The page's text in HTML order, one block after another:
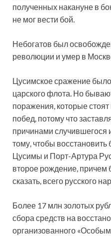
полученных накануне в
не мог вести бой.
Небогатов был
революции и умер в
Цусимское сражение
царского флота. Но
поражения, которые
побед, потому что
причинами случившегося
тому, чтобы
Цусимы и Порт-Артура
второе рождение, причем
сказать, всего русского
Более 17 млн золотых
сбора средств на
организованного